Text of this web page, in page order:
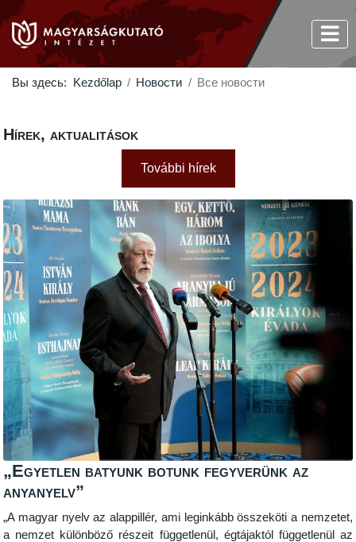
Вы здесь: Kezdőlap Новости Все новости
Hírek, aktualitások
További hírek
„Egyetlen batyunk botunk fegyverünk az
anyanyelv”
„A magyar nyelv az alappillér, ami leginkább összeköti a nemzetet,
a nemzet különböző részeit függetlenül, égtájaktól függetlenül az